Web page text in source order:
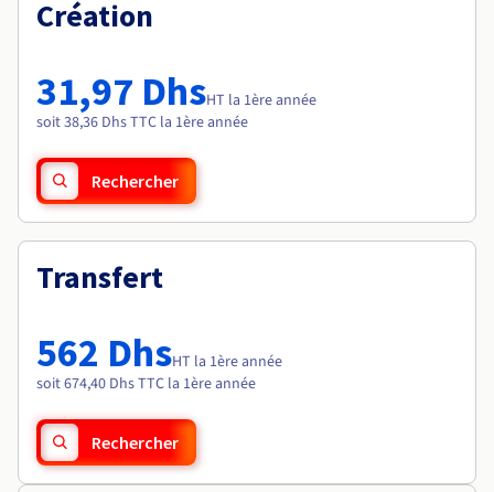
Tarifs
Roadmap & Changelog
Roadmap & Changelog
Création
31,97 DhsHT la 1ère année
soit 38,36 Dhs TTC la 1ère année
Rechercher
Transfert
562 DhsHT la 1ère année
soit 674,40 Dhs TTC la 1ère année
Rechercher